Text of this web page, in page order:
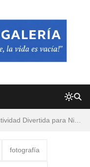
Imágenes
Dibujos para Colorear, una Actividad Divertida para Niños y Niñas
Dibujos Fáciles Para Pintar con Acrílico (Minimalismo Artístico)
fotografía